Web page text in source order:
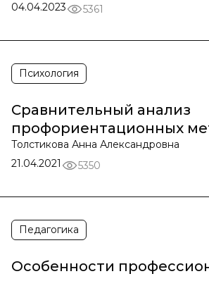
04.04.2023
5361
Психология
Сравнительный анализ
профориентационных
Толстикова Анна Александровна
21.04.2021
5350
Педагогика
Особенности